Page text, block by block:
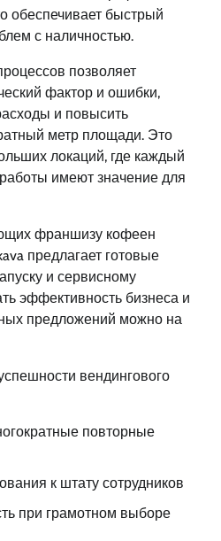
обеспечивает быстрый
с наличностью.
позволяет
фактор и ошибки,
и повысить
метр площади. Это
локаций, где каждый
имеют значение для
франшизу кофеен
предлагает готовые
и сервисному
эффективность бизнеса и
предложений можно на
вендингового
повторные
к штату сотрудников
при грамотном выборе